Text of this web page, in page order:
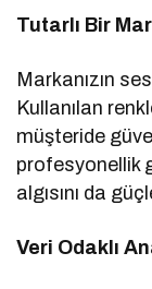
Tutarlı Bir
Markanızın
Kullanılan
müşteride
profesyonellik
algısını da
Veri Odaklı